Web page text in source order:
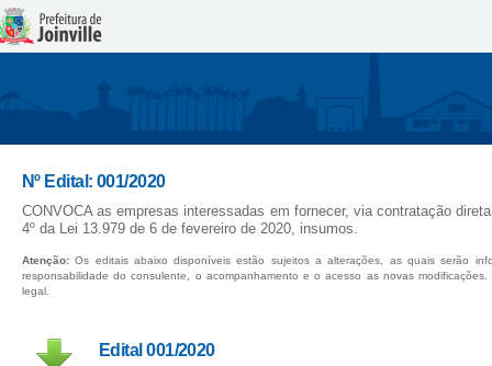
Nº Edital: 001/2020
CONVOCA as empresas interessadas em fornecer, via contratação
4º da Lei 13.979 de 6 de fevereiro de 2020, insumos.
Atenção: Os editais abaixo disponíveis estão sujeitos a alterações, as quais serão
responsabilidade do consulente, o acompanhamento e o acesso as novas
legal.
Edital 001/2020